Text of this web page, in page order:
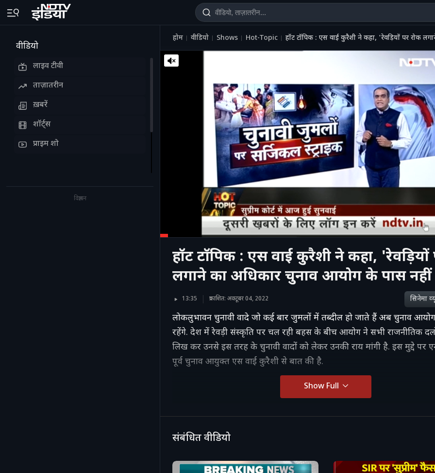
वीडियो
लाइव टीवी
ताज़ातरीन
ख़बरें
शॉर्ट्स
प्राइम शो
विज्ञापन
होम वीडियो Shows Hot-Topic हॉट टॉपिक : एस वाई कुरैशी ने कहा, 'रेवड़ियों पर रोक
हॉट टॉपिक : एस वाई कुरैशी ने कहा, 'रेवड़ियों
लगाने का अधिकार चुनाव आयोग के पास
13:35 प्रकाशित: अक्टूबर 04, 2022 सिनेमा
लोकलुभावन चुनावी वादे जो कई बार जुमलों में तब्दील हो जाते हैं अब चुनाव
रहेंगे. देश में रेवड़ी संस्कृति पर चल रही बहस के बीच आयोग ने सभी राजनीतिक
लिख कर उनसे इस तरह के चुनावी वादों को लेकर उनकी राय मांगी है. इस मुद्दे पर
पूर्व चुनाव आयुक्त एस वाई कुरैशी से बात की है.
Show Full
संबंधित वीडियो